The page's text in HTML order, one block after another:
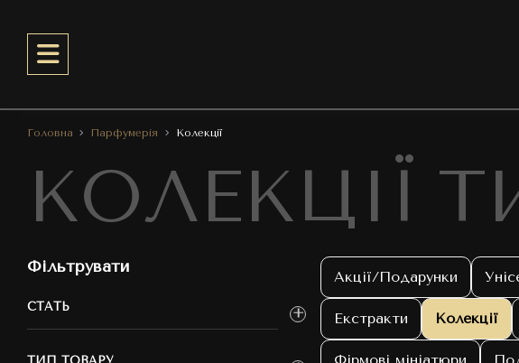
Головна Парфумерія Колекції
КОЛЕКЦІЇ
Фільтрувати
СТАТЬ
Акції/Подарунки
Екстракти Колекції